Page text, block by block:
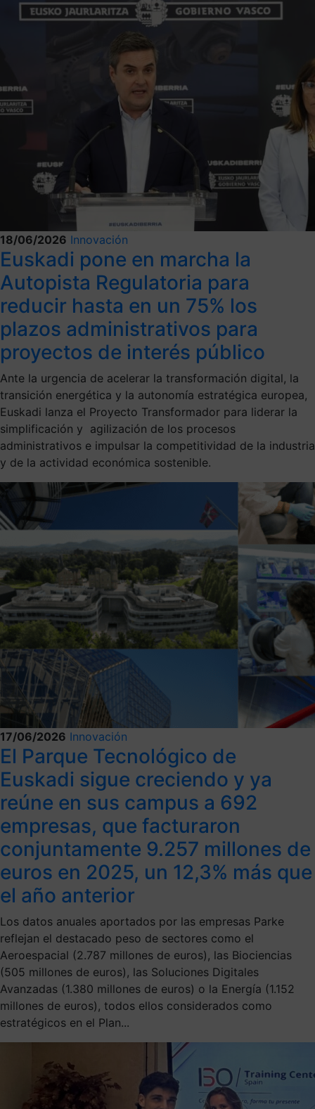
18/06/2026 Innovación
Euskadi pone en marcha la
Autopista Regulatoria para
reducir hasta en un 75% los
plazos administrativos para
proyectos de interés público
Ante la urgencia de acelerar la transformación digital, la
transición energética y la autonomía estratégica europea,
Euskadi lanza el Proyecto Transformador para liderar la
simplificación y agilización de los procesos
administrativos e impulsar la competitividad de la industria
y de la actividad económica sostenible.
17/06/2026 Innovación
El Parque Tecnológico de
Euskadi sigue creciendo y ya
reúne en sus campus a 692
empresas, que facturaron
conjuntamente 9.257 millones de
euros en 2025, un 12,3% más que
el año anterior
Los datos anuales aportados por las empresas Parke
reflejan el destacado peso de sectores como el
Aeroespacial (2.787 millones de euros), las Biociencias
(505 millones de euros), las Soluciones Digitales
Avanzadas (1.380 millones de euros) o la Energía (1.152
millones de euros), todos ellos considerados como
estratégicos en el Plan...